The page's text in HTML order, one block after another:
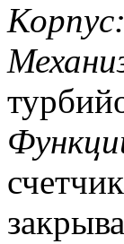
Корпус: